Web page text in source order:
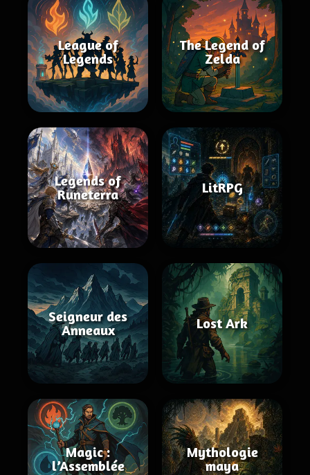
League of
Legends
The Legend of
Zelda
Legends of
Runeterra
LitRPG
Seigneur des
Anneaux
Lost Ark
Magic :
l’Assemblée
Mythologie
maya